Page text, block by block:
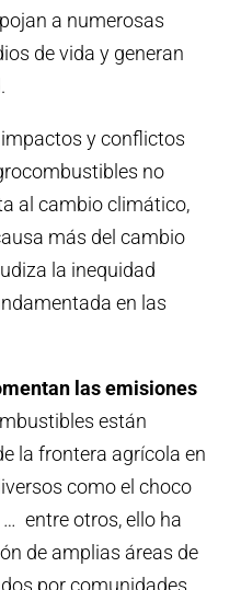
a numerosas
de vida y generan
y conflictos
no
al cambio climático,
más del cambio
la inequidad
en las
las emisiones
están
la frontera agrícola en
como el choco
entre otros, ello ha
de amplias áreas de
por comunidades.